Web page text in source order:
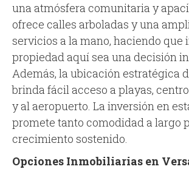
una atmósfera comunitaria y
ofrece calles arboladas y una
servicios a la mano, haciendo que
propiedad aquí sea una decisión
Además, la ubicación estratégica
brinda fácil acceso a playas,
y al aeropuerto. La inversión en
promete tanto comodidad a largo
crecimiento sostenido.
Opciones Inmobiliarias en